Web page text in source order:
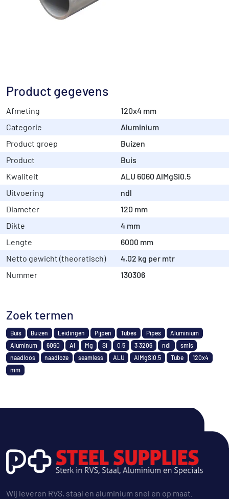
Product gegevens
Afmeting
120x4 mm
Categorie
Aluminium
Product groep
Buizen
Product
Buis
Kwaliteit
ALU 6060 AlMgSi0.5
Uitvoering
ndl
Diameter
120 mm
Dikte
4 mm
Lengte
6000 mm
Netto gewicht (theoretisch)
4,02 kg per mtr
Nummer
130306
Zoek termen
Buis Buizen Leidingen Pijpen Tubes Pipes
Aluminium
Aluminum
6060 Al Mg Si 0.5 3.3206 ndl
smls
naadloos
naadloze seamless ALU AlMgSi0.5 Tube
120x4
mm
Wij leveren RVS, staal en aluminium snel en op maat.